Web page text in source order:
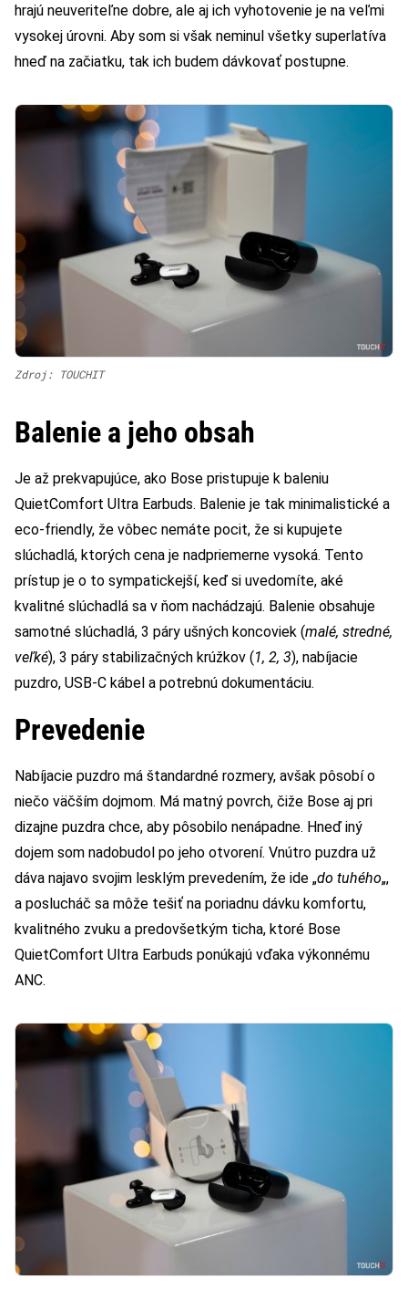
hrajú neuveriteľne dobre, ale aj ich vyhotovenie je na veľmi
vysokej úrovni. Aby som si však neminul všetky superlatíva
hneď na začiatku, tak ich budem dávkovať postupne.
Zdroj: TOUCHIT
Balenie a jeho obsah
Je až prekvapujúce, ako Bose pristupuje k baleniu
QuietComfort Ultra Earbuds. Balenie je tak minimalistické a
eco-friendly, že vôbec nemáte pocit, že si kupujete
slúchadlá, ktorých cena je nadpriemerne vysoká. Tento
prístup je o to sympatickejší, keď si uvedomíte, aké
kvalitné slúchadlá sa v ňom nachádzajú. Balenie obsahuje
samotné slúchadlá, 3 páry ušných koncoviek (malé, stredné,
veľké), 3 páry stabilizačných krúžkov (1, 2, 3), nabíjacie
puzdro, USB-C kábel a potrebnú dokumentáciu.
Prevedenie
Nabíjacie puzdro má štandardné rozmery, avšak pôsobí o
niečo väčším dojmom. Má matný povrch, čiže Bose aj pri
dizajne puzdra chce, aby pôsobilo nenápadne. Hneď iný
dojem som nadobudol po jeho otvorení. Vnútro puzdra už
dáva najavo svojim lesklým prevedením, že ide „do tuhého„,
a poslucháč sa môže tešiť na poriadnu dávku komfortu,
kvalitného zvuku a predovšetkým ticha, ktoré Bose
QuietComfort Ultra Earbuds ponúkajú vďaka výkonnému
ANC.